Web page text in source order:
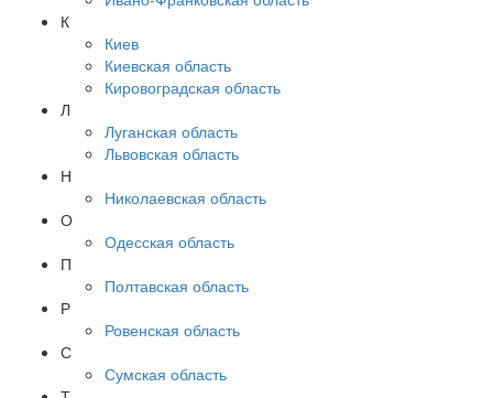
К
Киев
Киевская область
Кировоградская область
Л
Луганская область
Львовская область
Н
Николаевская область
О
Одесская область
П
Полтавская область
Р
Ровенская область
С
Сумская область